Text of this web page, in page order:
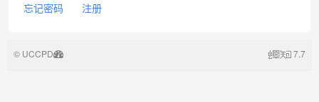
忘记密码 注册
© UCCPD 7.7